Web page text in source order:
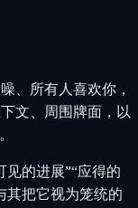
、所有人喜欢你，
文、周围牌面，以
的进展”“应得的
其把它视为笼统的